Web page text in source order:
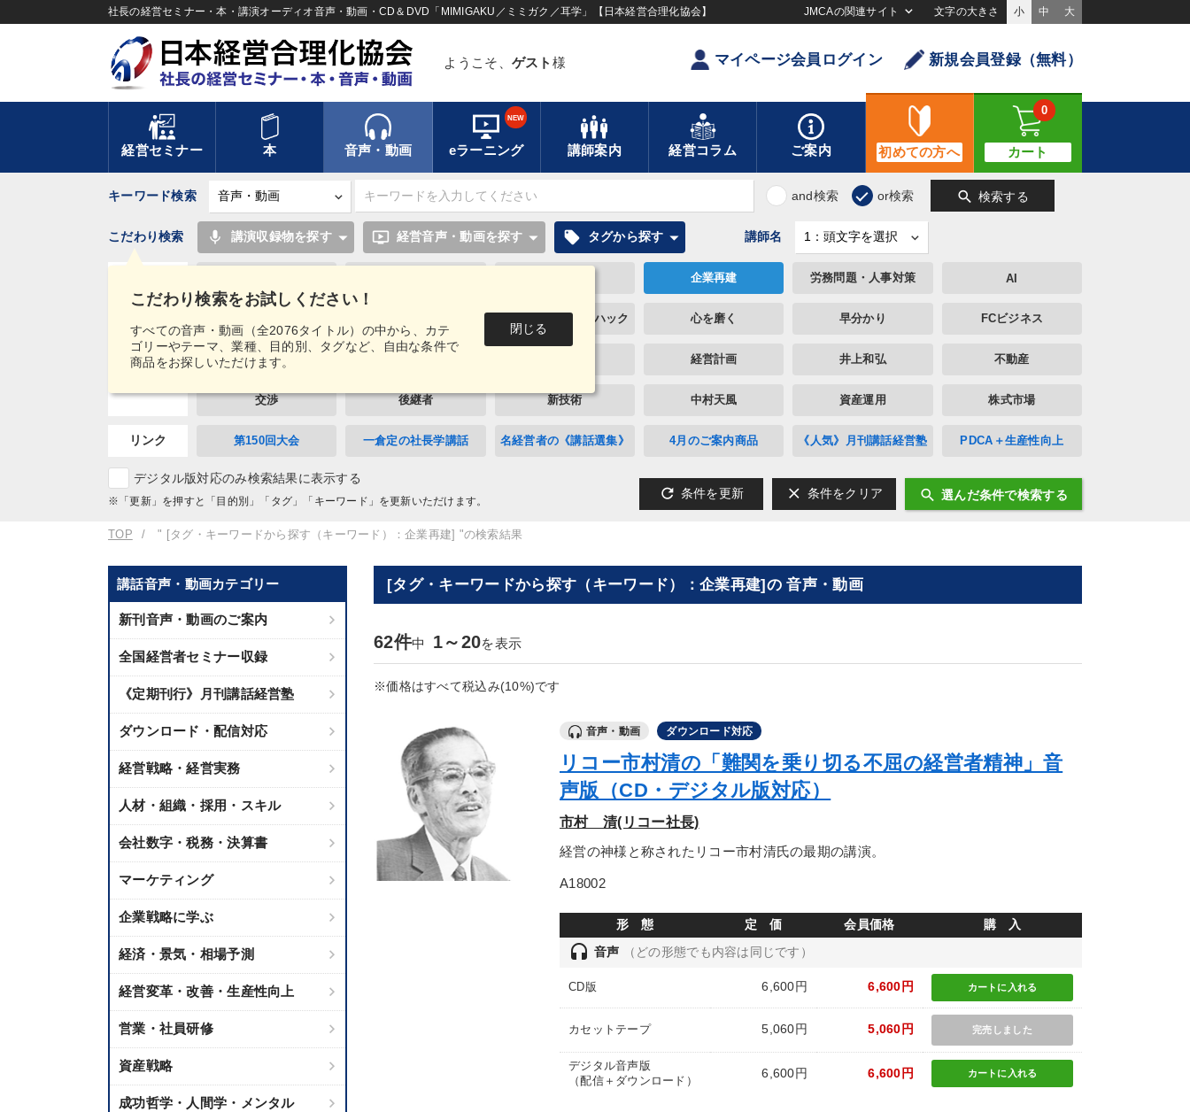
社長の経営セミナー・本・講演オーディオ音声・動画・CD＆DVD「MIMIGAKU／ミミガク／耳学」【日本経営合理化協会】 JMCAの関連サイト 文字の大きさ 小 中 大
ようこそ、 ゲスト 様 マイページ会員ログイン 新規会員登録（無料）
経営セミナー 本 音声・動画 eラーニング
NEW
講師案内 経営コラム ご案内 初めての方へ カート
0
キーワード検索 and検索 or検索 search 検索する
こだわり検索をお試しください！
すべての音声・動画（全2076タイトル）の中から、カテ
ゴリーやテーマ、業種、目的別、タグなど、自由な条件で
商品をお探しいただけます。
閉じる
こだわり検索 mic 講演収録物を探す ondemand_video 経営音声・動画を探す local_offer タグから探す 講師名
タグ・
キーワード
企業再建 労務問題・人事対策 AI
仕事術・ビジネスハック 心を磨く 早分かり FCビジネス
教育 経営計画 井上和弘 不動産
交渉 後継者 新技術 中村天風 資産運用 株式市場
リンク 第150回大会 一倉定の社長学講話 名経営者の《講話選集》 4月のご案内商品 《人気》月刊講話経営塾 PDCA＋生産性向上
デジタル版対応のみ検索結果に表示する
※「更新」を押すと「目的別」「タグ」「キーワード」を更新いただけます。 refresh 条件を更新 clear 条件をクリア search 選んだ条件で検索する
TOP " [タグ・キーワードから探す（キーワード）：企業再建] "の検索結果
講話音声・動画カテゴリー
新刊音声・動画のご案内
全国経営者セミナー収録
《定期刊行》月刊講話経営塾
ダウンロード・配信対応
経営戦略・経営実務
人材・組織・採用・スキル
会社数字・税務・決算書
マーケティング
企業戦略に学ぶ
経済・景気・相場予測
経営変革・改善・生産性向上
営業・社員研修
資産戦略
成功哲学・人間学・メンタル
[タグ・キーワードから探す（キーワード）：企業再建]の 音声・動画
62件中 1～20を表示
※価格はすべて税込み(10%)です
音声・動画 ダウンロード対応
リコー市村清の「難関を乗り切る不屈の経営者精神」音
声版（CD・デジタル版対応）
市村 清(リコー社長)
経営の神様と称されたリコー市村清氏の最期の講演。
A18002
形 態 定 価 会員価格 購 入
headset 音声 （どの形態でも内容は同じです）
CD版 6,600円 6,600円 カートに 入れる
カセットテープ 5,060円 5,060円 完売しました
デジタル音声版
（配信＋ダウンロード）
6,600円 6,600円 カートに 入れる